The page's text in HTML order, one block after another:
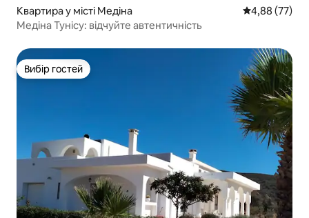
Квартира у місті Медіна Середня
4,88 (77)
Медіна Тунісу: відчуйте автентичність
Вибір гостей
Вибір гостей